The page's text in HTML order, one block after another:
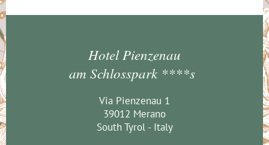
Hotel Pienzenau
am Schlosspark ****s
Via Pienzenau 1
39012 Merano
South Tyrol - Italy